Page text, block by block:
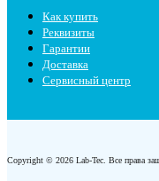
Как купить
Реквизиты
Гарантии
Доставка
Сервисный центр
Copyright © 2026 Lab-Tec. Все права